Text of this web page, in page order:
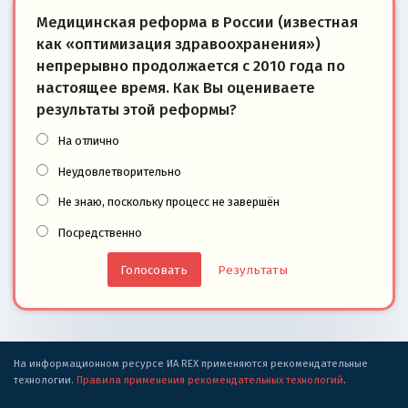
Медицинская реформа в России (известная
как «оптимизация здравоохранения»)
непрерывно продолжается с 2010 года по
настоящее время. Как Вы оцениваете
результаты этой реформы?
На отлично
Неудовлетворительно
Не знаю, поскольку процесс не завершён
Посредственно
Результаты
На информационном ресурсе ИА REX применяются рекомендательные
технологии. Правила применения рекомендательных технологий.